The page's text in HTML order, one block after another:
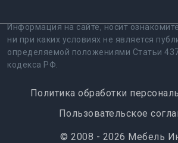
Политика обработки
Пользовательское
Информация на сайте, носит
ни при каких условиях не является
определяемой положениями Статьи
кодекса РФ.
© 2008 - 2026 Мебель